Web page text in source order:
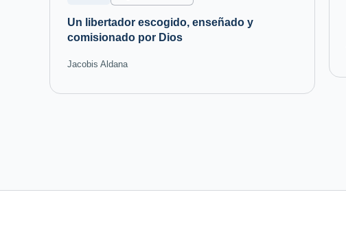
Un libertador escogido, enseñado y
comisionado por Dios
Jacobis Aldana